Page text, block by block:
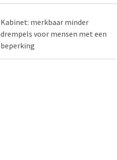
Kabinet: merkbaar minder
drempels voor mensen met een
beperking